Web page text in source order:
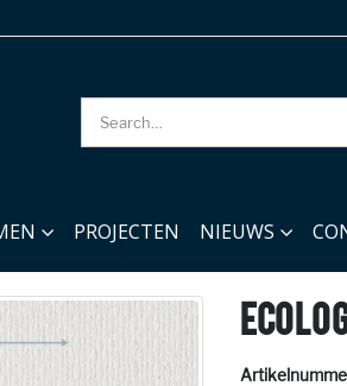
PROJECTEN NIEUWS